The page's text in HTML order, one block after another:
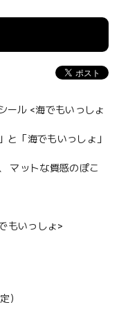
ール <海でもいっしょ
と「海でもいっしょ」
マットな質感のぽこ
もいっしょ>
）